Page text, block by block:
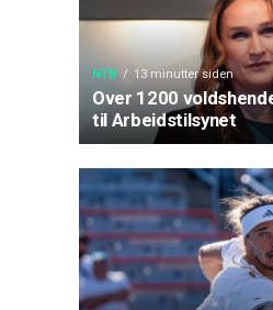
NTB 13 minutter siden
Over 1200
til Arbeidstilsynet